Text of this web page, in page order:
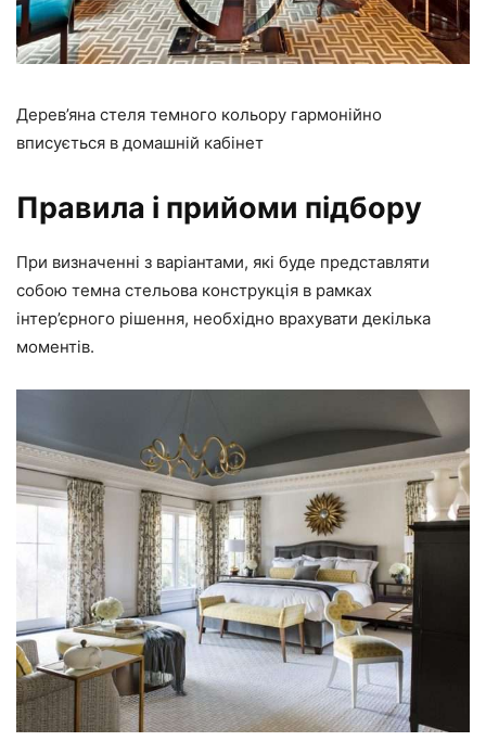
Дерев’яна стеля темного кольору гармонійно
вписується в домашній кабінет
Правила і прийоми підбору
При визначенні з варіантами, які буде представляти
собою темна стельова конструкція в рамках
інтер’єрного рішення, необхідно врахувати декілька
моментів.